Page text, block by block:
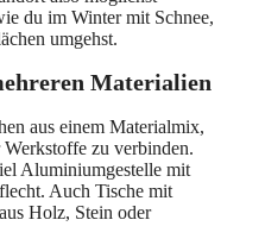
du im Winter mit Schnee,
umgehst.
Materialien
aus einem Materialmix,
zu verbinden.
Aluminiumgestelle mit
Auch Tische mit
Holz, Stein oder